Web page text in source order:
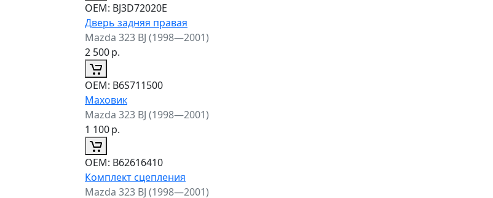
ОЕМ: BJ3D72020E
Дверь задняя правая
Mazda 323 BJ (1998—2001)
2 500р.
ОЕМ: B6S711500
Маховик
Mazda 323 BJ (1998—2001)
1 100р.
ОЕМ: B62616410
Комплект сцепления
Mazda 323 BJ (1998—2001)